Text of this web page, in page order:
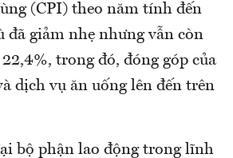
(CPI) theo năm tính đến
đã giảm nhẹ nhưng vẫn còn
trong đó, đóng góp của
dịch vụ ăn uống lên đến trên
bộ phận lao động trong lĩnh